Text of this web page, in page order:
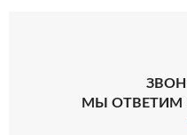
МЫ ОТВЕТИМ